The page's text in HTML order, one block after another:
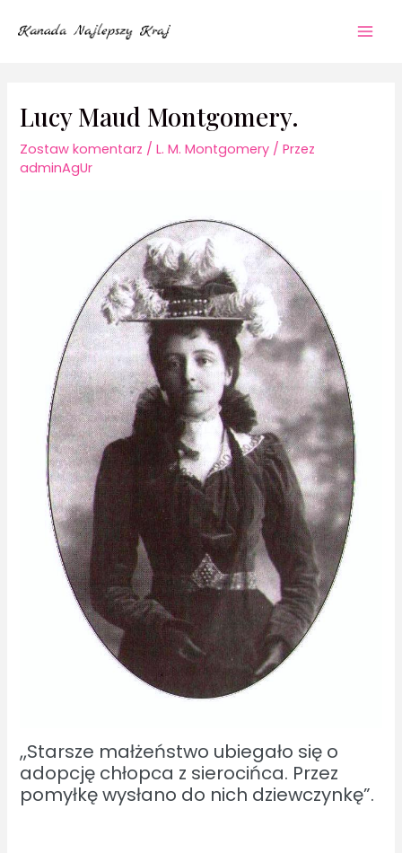
Lucy Maud Montgomery.
Zostaw komentarz /L. M. Montgomery / Przez
adminAgUr
,,Starsze małżeństwo ubiegało się o
adopcję chłopca z sierocińca. Przez
pomyłkę wysłano do nich dziewczynkę”.